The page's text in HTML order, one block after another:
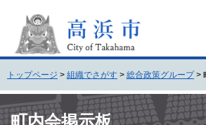
頭
で
す
飛
ば
し
トップページ > 組織でさがす > 総合政策グループ >
文 町内会掲示板